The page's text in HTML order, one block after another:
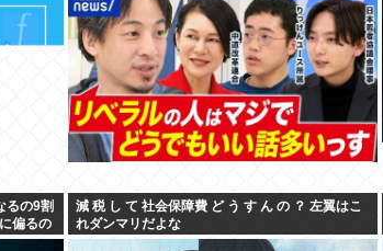
るの9割
偏るの
減 税 し て 社会保障費 ど う す ん の ？ 左翼はこ
れダンマリだよな